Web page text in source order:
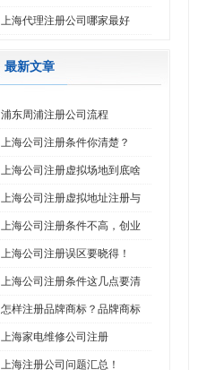
上海代理注册公司哪家最好
最新文章
浦东周浦注册公司流程
上海公司注册条件你清楚？
上海公司注册虚拟场地到底啥
上海公司注册虚拟地址注册与
上海公司注册条件不高，创业
上海公司注册误区要晓得！
上海公司注册条件这几点要清
怎样注册品牌商标？品牌商标
上海家电维修公司注册
上海注册公司问题汇总！